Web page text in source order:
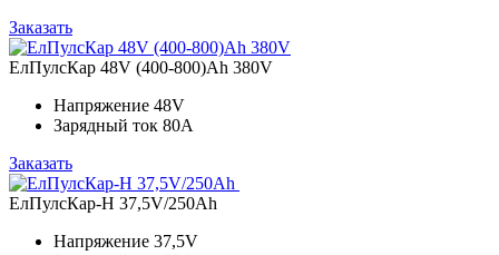
Заказать
ЕлПулсКар 48V (400-800)Ah 380V
Напряжение 48V
Зарядный ток 80A
Заказать
ЕлПулсКар-Н 37,5V/250Ah
Напряжение 37,5V